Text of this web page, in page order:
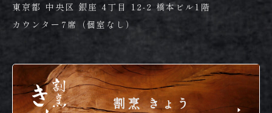
東京都 中央区 銀座 4丁目 12-2 橋本ビル1階
カウンター7席（個室なし）
割烹 きょう